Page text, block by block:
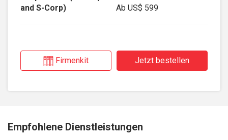
Ab US$ 599
Firmenkit Jetzt bestellen
Empfohlene Dienstleistungen